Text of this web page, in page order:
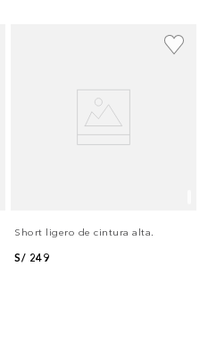
Short ligero de cintura alta.
S/ 249